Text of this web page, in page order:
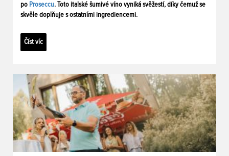
po Proseccu. Toto italské šumivé víno vyniká svěžestí, díky čemuž se
skvěle doplňuje s ostatními ingrediencemi.
Číst víc